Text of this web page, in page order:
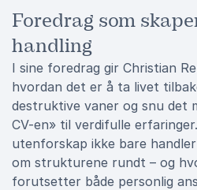
Foredrag som
handling
I sine foredrag gir Christian
hvordan det er å ta livet
destruktive vaner og snu det
CV-en» til verdifulle
utenforskap ikke bare
om strukturene rundt – og
forutsetter både personlig